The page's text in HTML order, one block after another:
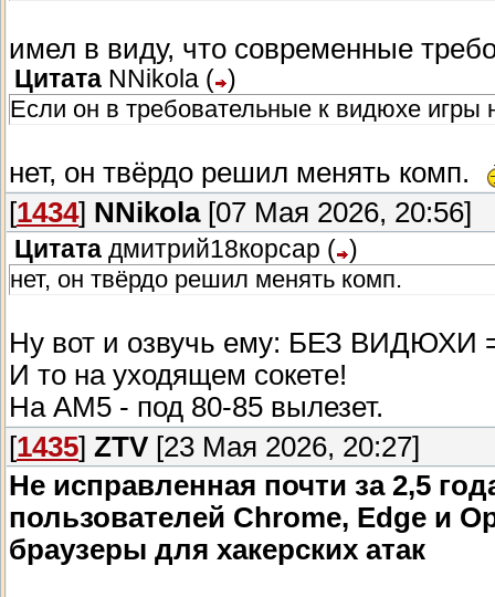
имел в виду, что современные
Цитата NNikola ( )
Если он в требовательные к видюхе игры
нет, он твёрдо решил менять комп.
[1434] NNikola[07 Мая 2026, 20:56]
Цитата дмитрий18корсар ( )
нет, он твёрдо решил менять комп.
Ну вот и озвучь ему: БЕЗ ВИДЮХИ
И то на уходящем сокете!
На АМ5 - под 80-85 вылезет.
[1435] ZTV [23 Мая 2026, 20:27]
Не исправленная почти за 2,5
пользователей Chrome, Edge и
браузеры для хакерских атак